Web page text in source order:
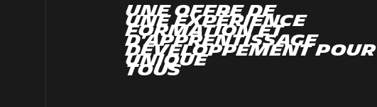
Une offre de
formation et
développement pour
tous
Une expérience
d'apprentissage
unique